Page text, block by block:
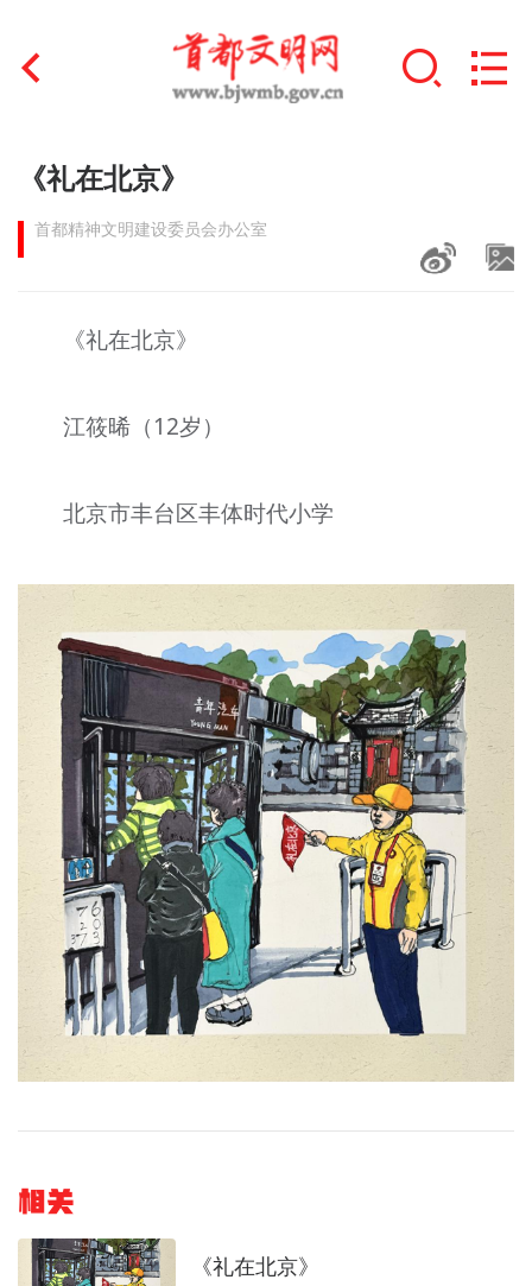
首页
文明创建
文明培育
榜样人物
身边好人
北京宣传文化引导基金
宣传思想文化人才
专题
资料库
《礼在北京》
首都精神文明建设委员会办公室
《礼在北京》
江筱晞（12岁）
北京市丰台区丰体时代小学
相关
《礼在北京》